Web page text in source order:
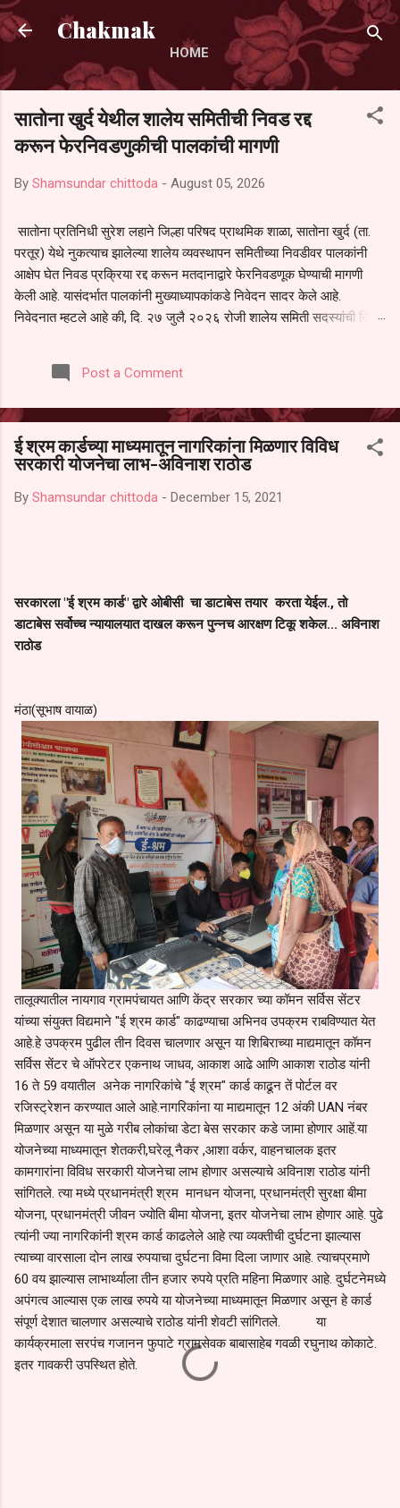
Skip to main content
Chakmak
HOME
सातोना खुर्द येथील शालेय समितीची निवड रद्द
करून फेरनिवडणुकीची पालकांची मागणी
By Shamsundar chittoda - August 05, 2026
सातोना प्रतिनिधी सुरेश लहाने जिल्हा परिषद प्राथमिक शाळा, सातोना खुर्द (ता.
परतूर) येथे नुकत्याच झालेल्या शालेय व्यवस्थापन समितीच्या निवडीवर पालकांनी
आक्षेप घेत निवड प्रक्रिया रद्द करून मतदानाद्वारे फेरनिवडणूक घेण्याची मागणी
केली आहे. यासंदर्भात पालकांनी मुख्याध्यापकांकडे निवेदन सादर केले आहे.
निवेदनात म्हटले आहे की, दि. २७ जुलै २०२६ रोजी शालेय समिती सदस्यांची निवड
पालकांना देण्यात आली नसल्याने मोठ्या संख्येने पालक बैठकीस उपस्थित राहू शकले
नाहीत. तसेच सर्व पालकांना विश्वासात न घेता निवड प्रक्रिया पूर्ण करण्यात
करण्यात यावी आणि सर्व पालकांच्या उपस्थितीत मतदान पद्धतीने शालेय समितीची
फेरनिवडणूक घेण्यात यावी, अशी मागणी पालकांनी केली आहे. या निवेदनाच्या प्रती
जिल्हा शिक्षण अधिकारी (प्राथमिक), जालना तसेच तालुका शिक्षण अधिकारी,
परतूर यांनाही पाठविण्यात आल्या असून प्रशासन याबाबत काय निर्णय घेते, याकडे
Post a Comment
ई श्रम कार्डच्या माध्यमातून नागरिकांना मिळणार विविध
सरकारी योजनेचा लाभ-अविनाश राठोड
By Shamsundar chittoda - December 15, 2021
सरकारला "ई श्रम कार्ड" द्वारे ओबीसी चा डाटाबेस तयार करता येईल., तो
डाटाबेस सर्वोच्च न्यायालयात दाखल करून पुन्नच आरक्षण टिकू शकेल... अविनाश
राठोड
मंठा(सूभाष वायाळ)
तालूक्यातील नायगाव ग्रामपंचायत आणि केंद्र सरकार च्या कॉमन सर्विस सेंटर
यांच्या संयुक्त विद्यमाने "ई श्रम कार्ड" काढण्याचा अभिनव उपक्रम राबविण्यात येत
आहे.हे उपक्रम पुढील तीन दिवस चालणार असून या शिबिराच्या माद्यमातून कॉमन
सर्विस सेंटर चे ऑपरेटर एकनाथ जाधव, आकाश आढे आणि आकाश राठोड यांनी
16 ते 59 वयातील अनेक नागरिकांचे "ई श्रम" कार्ड काढून तें पोर्टल वर
रजिस्ट्रेशन करण्यात आले आहे.नागरिकांना या माद्यमातून 12 अंकी UAN नंबर
मिळणार असून या मुळे गरीब लोकांचा डेटा बेस सरकार कडे जामा होणार आहें.या
योजनेच्या माध्यमातून शेतकरी,घरेलू नैकर ,आशा वर्कर, वाहनचालक इतर
कामगारांना विविध सरकारी योजनेचा लाभ होणार असल्याचे अविनाश राठोड यांनी
सांगितले. त्या मध्ये प्रधानमंत्री श्रम मानधन योजना, प्रधानमंत्री सुरक्षा बीमा
योजना, प्रधानमंत्री जीवन ज्योति बीमा योजना, इतर योजनेचा लाभ होणार आहे. पुढे
त्यांनी ज्या नागरिकांनी श्रम कार्ड काढलेले आहे त्या व्यक्तीची दुर्घटना झाल्यास
त्याच्या वारसाला दोन लाख रुपयाचा दुर्घटना विमा दिला जाणार आहे. त्याचप्रमाणे
60 वय झाल्यास लाभार्थ्याला तीन हजार रुपये प्रति महिना मिळणार आहे. दुर्घटनेमध्ये
अपंगत्व आल्यास एक लाख रुपये या योजनेच्या माध्यमातून मिळणार असून हे कार्ड
संपूर्ण देशात चालणार असल्याचे राठोड यांनी शेवटी सांगितले. या
कार्यक्रमाला सरपंच गजानन फुपाटे ग्रामसेवक बाबासाहेब गवळी रघुनाथ कोकाटे.
इतर गावकरी उपस्थित होते.